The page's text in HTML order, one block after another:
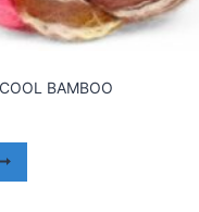
BAMBOO